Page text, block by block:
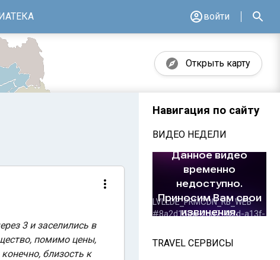
войти
Открыть карту
3 и заселились в
помимо цены,
близость к
Навигация по сайту
ВИДЕО НЕДЕЛИ
TRAVEL СЕРВИСЫ